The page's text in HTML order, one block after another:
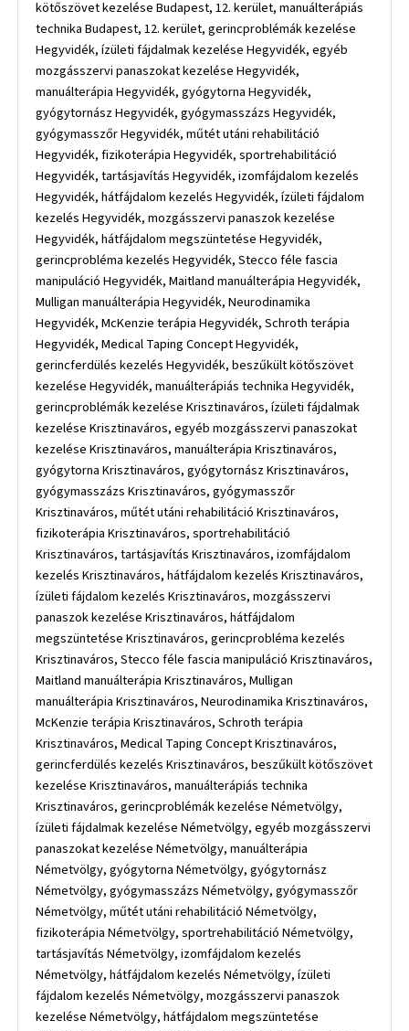
kötőszövet kezelése Budapest, 12. kerület, manuálterápiás
technika Budapest, 12. kerület, gerincproblémák kezelése
Hegyvidék, ízületi fájdalmak kezelése Hegyvidék, egyéb
mozgásszervi panaszokat kezelése Hegyvidék,
manuálterápia Hegyvidék, gyógytorna Hegyvidék,
gyógytornász Hegyvidék, gyógymasszázs Hegyvidék,
gyógymasszőr Hegyvidék, műtét utáni rehabilitáció
Hegyvidék, fizikoterápia Hegyvidék, sportrehabilitáció
Hegyvidék, tartásjavítás Hegyvidék, izomfájdalom kezelés
Hegyvidék, hátfájdalom kezelés Hegyvidék, ízületi fájdalom
kezelés Hegyvidék, mozgásszervi panaszok kezelése
Hegyvidék, hátfájdalom megszüntetése Hegyvidék,
gerincprobléma kezelés Hegyvidék, Stecco féle fascia
manipuláció Hegyvidék, Maitland manuálterápia Hegyvidék,
Mulligan manuálterápia Hegyvidék, Neurodinamika
Hegyvidék, McKenzie terápia Hegyvidék, Schroth terápia
Hegyvidék, Medical Taping Concept Hegyvidék,
gerincferdülés kezelés Hegyvidék, beszűkült kötőszövet
kezelése Hegyvidék, manuálterápiás technika Hegyvidék,
gerincproblémák kezelése Krisztinaváros, ízületi fájdalmak
kezelése Krisztinaváros, egyéb mozgásszervi panaszokat
kezelése Krisztinaváros, manuálterápia Krisztinaváros,
gyógytorna Krisztinaváros, gyógytornász Krisztinaváros,
gyógymasszázs Krisztinaváros, gyógymasszőr
Krisztinaváros, műtét utáni rehabilitáció Krisztinaváros,
fizikoterápia Krisztinaváros, sportrehabilitáció
Krisztinaváros, tartásjavítás Krisztinaváros, izomfájdalom
kezelés Krisztinaváros, hátfájdalom kezelés Krisztinaváros,
ízületi fájdalom kezelés Krisztinaváros, mozgásszervi
panaszok kezelése Krisztinaváros, hátfájdalom
megszüntetése Krisztinaváros, gerincprobléma kezelés
Krisztinaváros, Stecco féle fascia manipuláció Krisztinaváros,
Maitland manuálterápia Krisztinaváros, Mulligan
manuálterápia Krisztinaváros, Neurodinamika Krisztinaváros,
McKenzie terápia Krisztinaváros, Schroth terápia
Krisztinaváros, Medical Taping Concept Krisztinaváros,
gerincferdülés kezelés Krisztinaváros, beszűkült kötőszövet
kezelése Krisztinaváros, manuálterápiás technika
Krisztinaváros, gerincproblémák kezelése Németvölgy,
ízületi fájdalmak kezelése Németvölgy, egyéb mozgásszervi
panaszokat kezelése Németvölgy, manuálterápia
Németvölgy, gyógytorna Németvölgy, gyógytornász
Németvölgy, gyógymasszázs Németvölgy, gyógymasszőr
Németvölgy, műtét utáni rehabilitáció Németvölgy,
fizikoterápia Németvölgy, sportrehabilitáció Németvölgy,
tartásjavítás Németvölgy, izomfájdalom kezelés
Németvölgy, hátfájdalom kezelés Németvölgy, ízületi
fájdalom kezelés Németvölgy, mozgásszervi panaszok
kezelése Németvölgy, hátfájdalom megszüntetése